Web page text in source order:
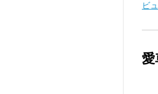
ビ